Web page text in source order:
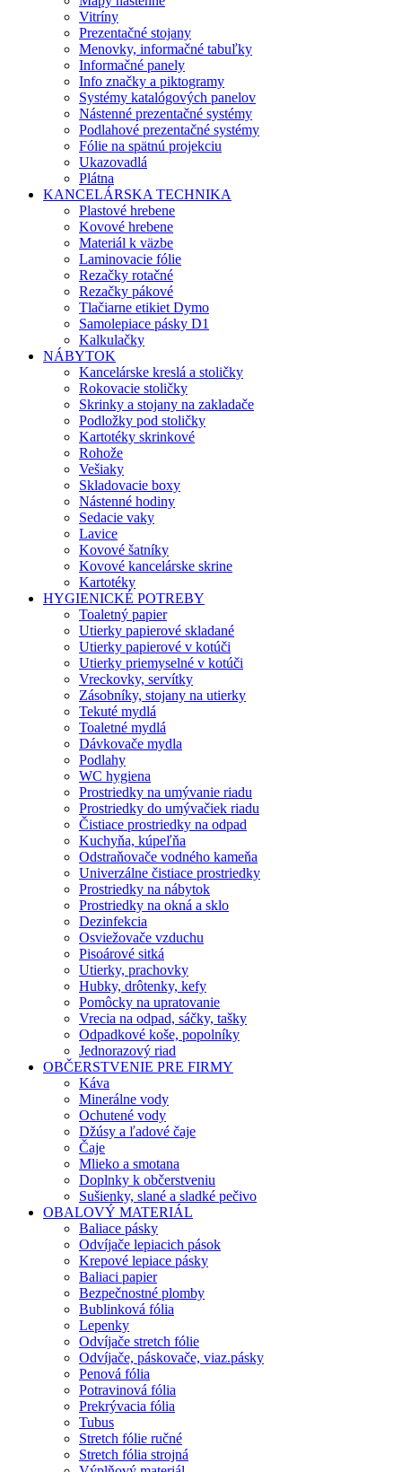
Vitríny
Prezentačné stojany
Menovky, informačné tabuľky
Informačné panely
Info značky a piktogramy
Systémy katalógových panelov
Nástenné prezentačné systémy
Podlahové prezentačné systémy
Fólie na spätnú projekciu
Ukazovadlá
Plátna
KANCELÁRSKA TECHNIKA
Plastové hrebene
Kovové hrebene
Materiál k väzbe
Laminovacie fólie
Rezačky rotačné
Rezačky pákové
Tlačiarne etikiet Dymo
Samolepiace pásky D1
Kalkulačky
NÁBYTOK
Kancelárske kreslá a stoličky
Rokovacie stoličky
Skrinky a stojany na zakladače
Podložky pod stoličky
Kartotéky skrinkové
Rohože
Vešiaky
Skladovacie boxy
Nástenné hodiny
Sedacie vaky
Lavice
Kovové šatníky
Kovové kancelárske skrine
Kartotéky
HYGIENICKÉ POTREBY
Toaletný papier
Utierky papierové skladané
Utierky papierové v kotúči
Utierky priemyselné v kotúči
Vreckovky, servítky
Zásobníky, stojany na utierky
Tekuté mydlá
Toaletné mydlá
Dávkovače mydla
Podlahy
WC hygiena
Prostriedky na umývanie riadu
Prostriedky do umývačiek riadu
Čistiace prostriedky na odpad
Kuchyňa, kúpeľňa
Odstraňovače vodného kameňa
Univerzálne čistiace prostriedky
Prostriedky na nábytok
Prostriedky na okná a sklo
Dezinfekcia
Osviežovače vzduchu
Pisoárové sitká
Utierky, prachovky
Hubky, drôtenky, kefy
Pomôcky na upratovanie
Vrecia na odpad, sáčky, tašky
Odpadkové koše, popolníky
Jednorazový riad
OBČERSTVENIE PRE FIRMY
Káva
Minerálne vody
Ochutené vody
Džúsy a ľadové čaje
Čaje
Mlieko a smotana
Doplnky k občerstveniu
Sušienky, slané a sladké pečivo
OBALOVÝ MATERIÁL
Baliace pásky
Odvíjače lepiacich pások
Krepové lepiace pásky
Baliaci papier
Bezpečnostné plomby
Bublinková fólia
Lepenky
Odvíjače stretch fólie
Odvíjače, páskovače, viaz.pásky
Penová fólia
Potravinová fólia
Prekrývacia fólia
Tubus
Stretch fólie ručné
Stretch fólia strojná